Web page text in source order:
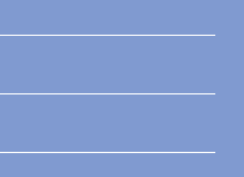
Göttingen:
Pinneker, J.
Häfner, A. &